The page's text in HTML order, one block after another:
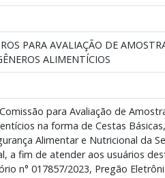
PARA AVALIAÇÃO DE
ALIMENTÍCIOS
para Avaliação de
na forma de Cestas
Alimentar e Nutricional da
a fim de atender aos usuários
n° 017857/2023, Pregão